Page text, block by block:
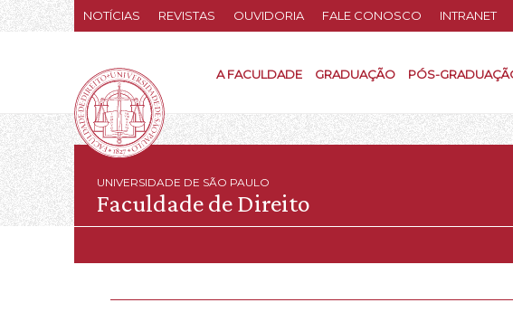
NOTÍCIAS REVISTAS OUVIDORIA FALE CONOSCO INTRANET
A FACULDADE GRADUAÇÃO PÓS-
UNIVERSIDADE DE SÃO PAULO
Faculdade de Direito